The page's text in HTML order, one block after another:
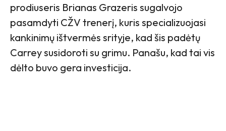
prodiuseris Brianas Grazeris sugalvojo
pasamdyti CŽV trenerį, kuris specializuojasi
kankinimų ištvermės srityje, kad šis padėtų
Carrey susidoroti su grimu. Panašu, kad tai vis
dėlto buvo gera investicija.